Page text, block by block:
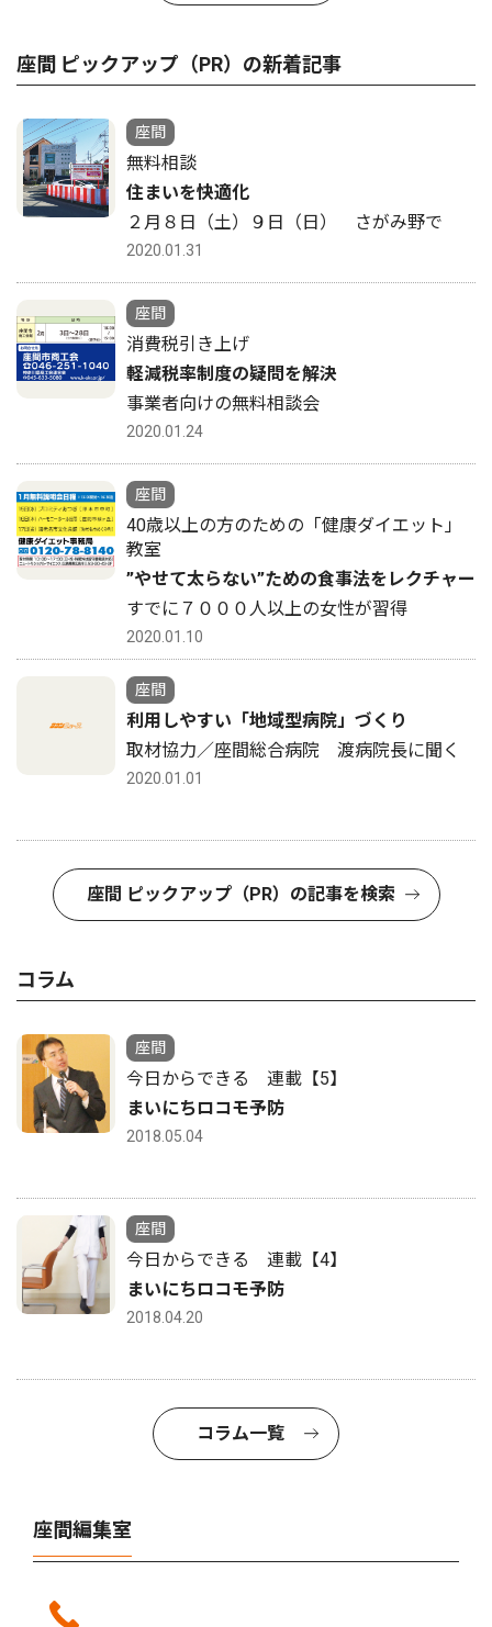
座間 ピックアップ（PR）の新着記事
座間
無料相談
住まいを快適化
２月８日（土）９日（日） さがみ野で
2020.01.31
座間
消費税引き上げ
軽減税率制度の疑問を解決
事業者向けの無料相談会
2020.01.24
座間
40歳以上の方のための「健康ダイエット」
教室
”やせて太らない”ための食事法をレクチャー
すでに７０００人以上の女性が習得
2020.01.10
座間
利用しやすい「地域型病院」づくり
取材協力／座間総合病院 渡病院長に聞く
2020.01.01
座間 ピックアップ（PR）の記事を検索
コラム
座間
今日からできる 連載【5】
まいにちロコモ予防
2018.05.04
座間
今日からできる 連載【4】
まいにちロコモ予防
2018.04.20
コラム一覧
座間編集室